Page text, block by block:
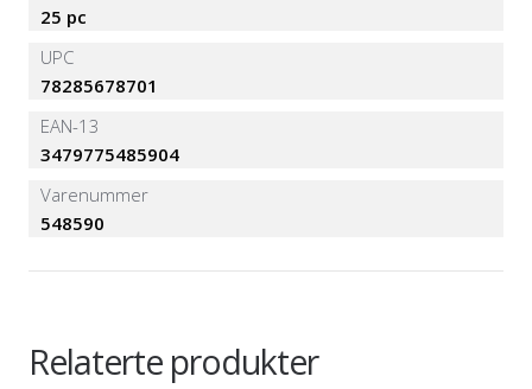
25 pc
UPC
78285678701
EAN-13
3479775485904
Varenummer
548590
Relaterte produkter